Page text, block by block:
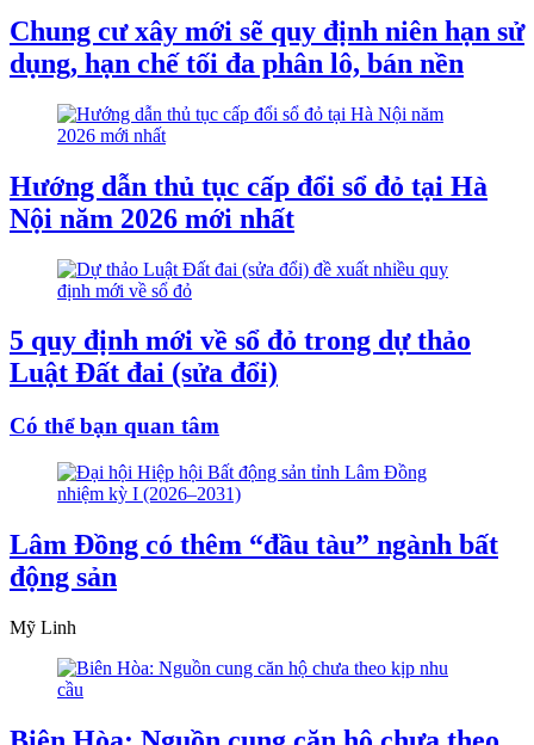
Chung cư xây mới sẽ quy định niên hạn sử
dụng, hạn chế tối đa phân lô, bán nền
Hướng dẫn thủ tục cấp đổi sổ đỏ tại Hà
Nội năm 2026 mới nhất
5 quy định mới về sổ đỏ trong dự thảo
Luật Đất đai (sửa đổi)
Có thể bạn quan tâm
Lâm Đồng có thêm “đầu tàu” ngành bất
động sản
Mỹ Linh